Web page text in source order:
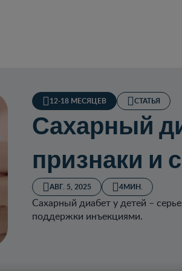
12-18 МЕСЯЦЕВ СТАТЬЯ
Сахарный
признаки и
АВГ. 5, 2025 4МИН.
Сахарный диабет у детей –
поддержки инъекциями.